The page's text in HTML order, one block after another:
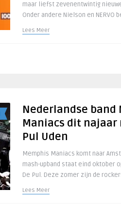
maar liefst zevenentwintig
Onder andere Nielson en NERVO
Lees Meer
Nederlandse band
Maniacs dit najaar
Pul Uden
Memphis Maniacs komt naar
mash-upband staat eind oktober
De Pul. Deze zomer zijn de
Lees Meer